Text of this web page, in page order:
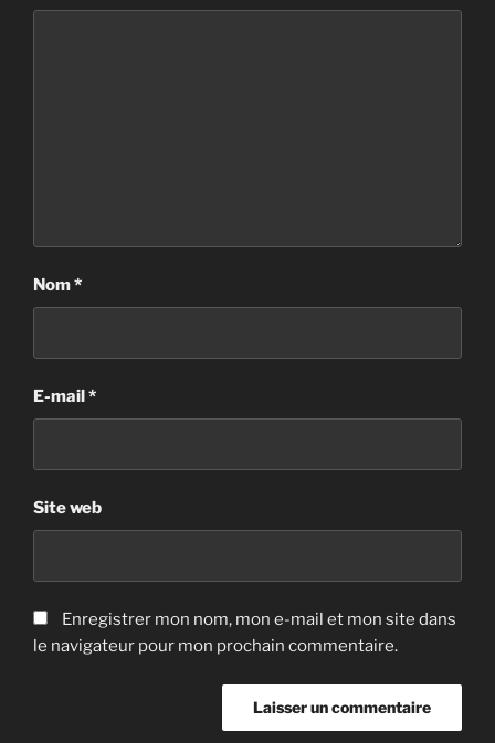
Nom*
E-mail*
Site web
Enregistrer mon nom, mon e-mail et mon site dans
le navigateur pour mon prochain commentaire.